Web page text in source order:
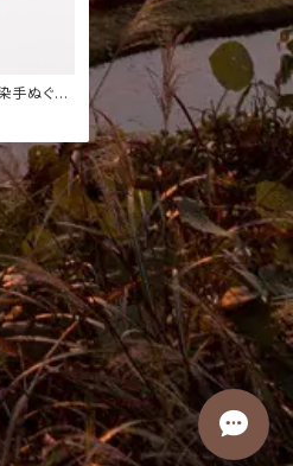
手ぬぐい